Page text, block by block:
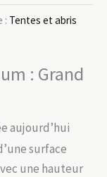
: Tentes et abris
: Grand
aujourd’hui
surface
une hauteur